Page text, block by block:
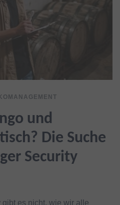
und
Die Suche
Security
es nicht, wie wir alle